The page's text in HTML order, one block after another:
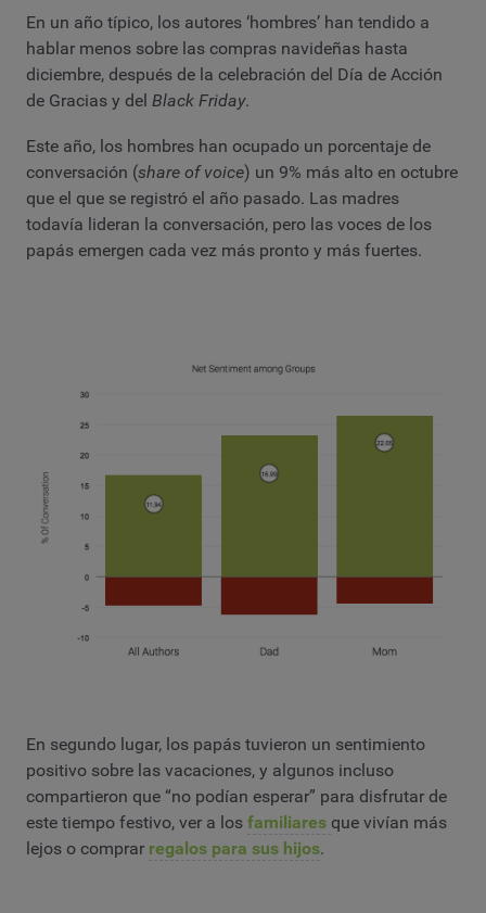
En un año típico, los autores ‘hombres’ han tendido a
hablar menos sobre las compras navideñas hasta
diciembre, después de la celebración del Día de Acción
de Gracias y del Black Friday.
Este año, los hombres han ocupado un porcentaje de
conversación (share of voice) un 9% más alto en octubre
que el que se registró el año pasado. Las madres
todavía lideran la conversación, pero las voces de los
papás emergen cada vez más pronto y más fuertes.
En segundo lugar, los papás tuvieron un sentimiento
positivo sobre las vacaciones, y algunos incluso
compartieron que “no podían esperar” para disfrutar de
este tiempo festivo, ver a los familiares que vivían más
lejos o comprar regalos para sus hijos.